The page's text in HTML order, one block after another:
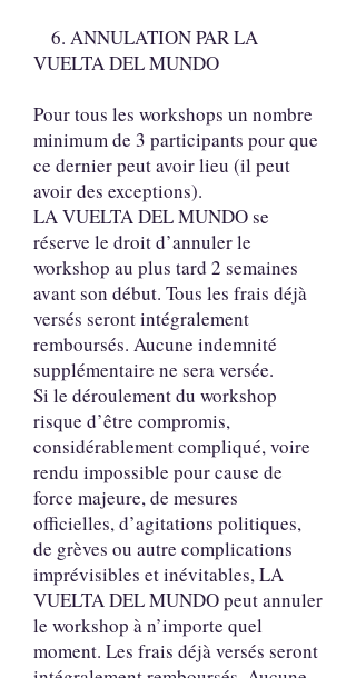
6. ANNULATION PAR LA
VUELTA DEL MUNDO
Pour tous les workshops un nombre
minimum de 3 participants pour que
ce dernier peut avoir lieu (il peut
avoir des exceptions).
LA VUELTA DEL MUNDO se
réserve le droit d’annuler le
workshop au plus tard 2 semaines
avant son début. Tous les frais déjà
versés seront intégralement
remboursés. Aucune indemnité
supplémentaire ne sera versée.
Si le déroulement du workshop
risque d’être compromis,
considérablement compliqué, voire
rendu impossible pour cause de
force majeure, de mesures
officielles, d’agitations politiques,
de grèves ou autre complications
imprévisibles et inévitables, LA
VUELTA DEL MUNDO peut annuler
le workshop à n’importe quel
moment. Les frais déjà versés seront